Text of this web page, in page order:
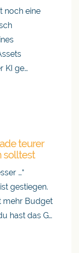
noch eine
KI ge…
teurer
solltest
…“
gestiegen.
mehr Budget
hast das G…